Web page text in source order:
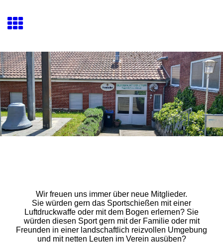
Wir freuen uns immer über neue Mitglieder.
Sie würden gern das Sportschießen mit einer
Luftdruckwaffe oder mit dem Bogen erlernen? Sie
würden diesen Sport gern mit der Familie oder mit
Freunden in einer landschaftlich reizvollen Umgebung
und mit netten Leuten im Verein ausüben?